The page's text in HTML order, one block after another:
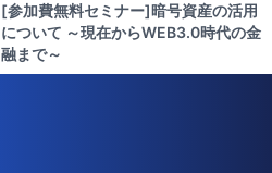
[参加費無料セミナー]暗号資産の活用
について ～現在からWEB3.0時代の金
融まで～